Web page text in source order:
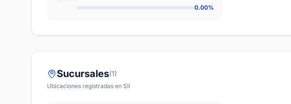
0.00%
Sucursales(1)
Ubicaciones registradas en SII